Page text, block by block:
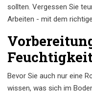
sollten. Vergessen Sie
Arbeiten - mit dem
Bevor Sie auch nur eine
wissen, was sich im